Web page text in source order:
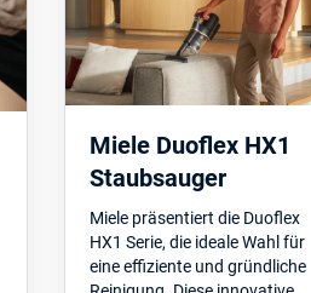
Miele Duoflex HX1
Staubsauger
Miele präsentiert die Duoflex
HX1 Serie, die ideale Wahl für
eine effiziente und gründliche